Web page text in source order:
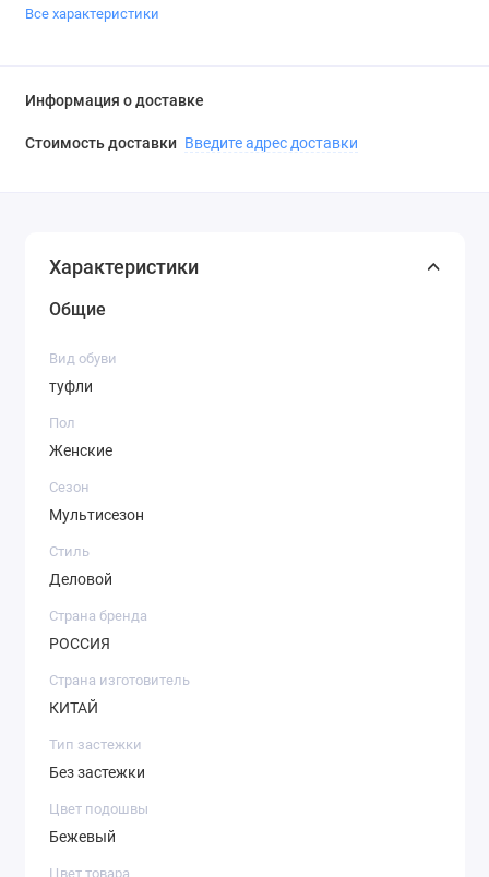
Все характеристики
Информация о доставке
Стоимость доставки Введите адрес доставки
Характеристики
Общие
Вид обуви
туфли
Пол
Женские
Сезон
Мультисезон
Стиль
Деловой
Страна бренда
РОССИЯ
Страна изготовитель
КИТАЙ
Тип застежки
Без застежки
Цвет подошвы
Бежевый
Цвет товара